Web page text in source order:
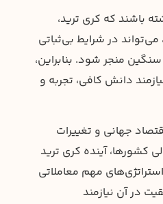
باشند که کری ترید،
در شرایط بی‌ثباتی
منجر شود. بنابراین،
دانش کافی، تجربه و
جهانی و تغییرات
آینده کری ترید
مهم معاملاتی
در آن نیازمند